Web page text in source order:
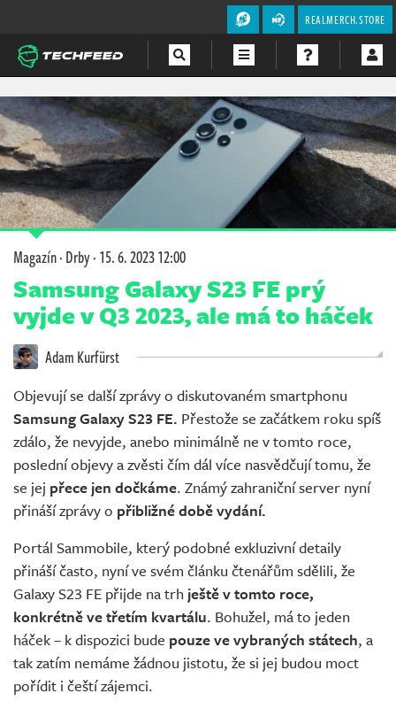
REALMERCH.STORE
Magazín
Videa
Soutěže
Magazín·Drby·15. 6. 2023 12:00
Samsung Galaxy S23 FE prý
vyjde v Q3 2023, ale má to háček
Adam Kurfürst
Objevují se další zprávy o diskutovaném smartphonu
Samsung Galaxy S23 FE. Přestože se začátkem roku spíš
zdálo, že nevyjde, anebo minimálně ne v tomto roce,
poslední objevy a zvěsti čím dál více nasvědčují tomu, že
se jej přece jen dočkáme. Známý zahraniční server nyní
přináší zprávy o přibližné době vydání.
Portál Sammobile, který podobné exkluzivní detaily
přináší často, nyní ve svém článku čtenářům sdělili, že
Galaxy S23 FE přijde na trh ještě v tomto roce,
konkrétně ve třetím kvartálu. Bohužel, má to jeden
háček – k dispozici bude pouze ve vybraných státech, a
tak zatím nemáme žádnou jistotu, že si jej budou moct
pořídit i čeští zájemci.